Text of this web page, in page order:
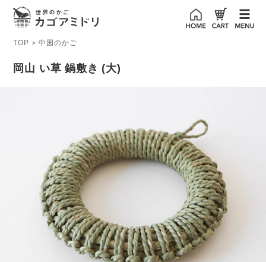
TOP > 中国のかご
岡山 い草 鍋敷き (大)